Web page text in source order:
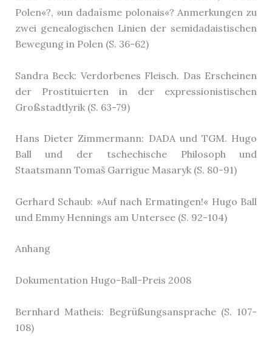
Polen«?, »un dadaïsme polonais«? Anmerkungen zu
zwei genealogischen Linien der semidadaistischen
Bewegung in Polen (S. 36-62)
Sandra Beck: Verdorbenes Fleisch. Das Erscheinen
der Prostituierten in der expressionistischen
Großstadtlyrik (S. 63-79)
Hans Dieter Zimmermann: DADA und TGM. Hugo
Ball und der tschechische Philosoph und
Staatsmann Tomaš Garrigue Masaryk (S. 80-91)
Gerhard Schaub: »Auf nach Ermatingen!« Hugo Ball
und Emmy Hennings am Untersee (S. 92-104)
Anhang
Dokumentation Hugo-Ball-Preis 2008
Bernhard Matheis: Begrüßungsansprache (S. 107-
108)